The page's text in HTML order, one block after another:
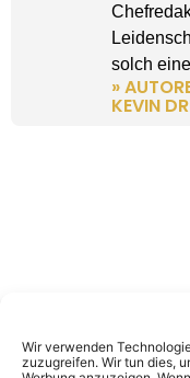
Wir verwenden
zuzugreifen. Wir tun dies,
solch
»
KEVIN